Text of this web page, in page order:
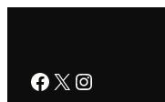
Facebook
X Instagram